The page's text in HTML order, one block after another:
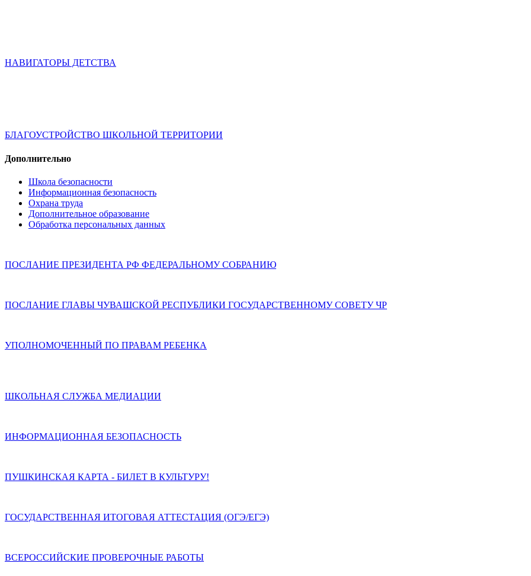
НАВИГАТОРЫ ДЕТСТВА
БЛАГОУСТРОЙСТВО ШКОЛЬНОЙ ТЕРРИТОРИИ
Дополнительно
Школа безопасности
Информационная безопасность
Охрана труда
Дополнительное образование
Обработка персональных данных
ПОСЛАНИЕ ПРЕЗИДЕНТА РФ ФЕДЕРАЛЬНОМУ СОБРАНИЮ
ПОСЛАНИЕ ГЛАВЫ ЧУВАШСКОЙ РЕСПУБЛИКИ ГОСУДАРСТВЕННОМУ СОВЕТУ ЧР
УПОЛНОМОЧЕННЫЙ ПО ПРАВАМ РЕБЕНКА
ШКОЛЬНАЯ СЛУЖБА МЕДИАЦИИ
ИНФОРМАЦИОННАЯ БЕЗОПАСНОСТЬ
ПУШКИНСКАЯ КАРТА - БИЛЕТ В КУЛЬТУРУ!
ГОСУДАРСТВЕННАЯ ИТОГОВАЯ АТТЕСТАЦИЯ (ОГЭ/ЕГЭ)
ВСЕРОССИЙСКИЕ ПРОВЕРОЧНЫЕ РАБОТЫ